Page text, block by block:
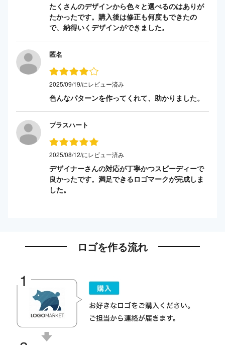
たくさんのデザインから色々と選べるのはありが
たかったです。購入後は修正も何度もできたの
で、納得いくデザインができました。
匿名
2025/09/19/にレビュー済み
色んなパターンを作ってくれて、助かりました。
プラスハート
2025/08/12/にレビュー済み
デザイナーさんの対応が丁寧かつスピーディーで
良かったです。満足できるロゴマークが完成しま
した。
ロゴを作る流れ